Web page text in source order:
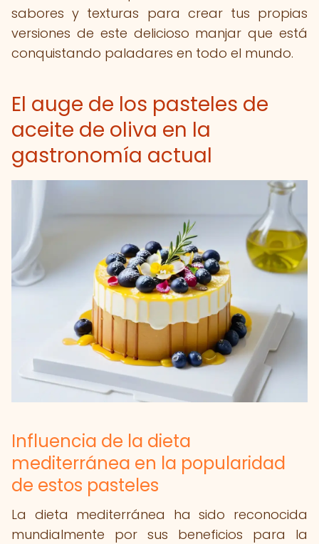
sabores y texturas para crear tus propias
versiones de este delicioso manjar que está
conquistando paladares en todo el mundo.
El auge de los pasteles de
aceite de oliva en la
gastronomía actual
Influencia de la dieta
mediterránea en la popularidad
de estos pasteles
La dieta mediterránea ha sido reconocida
mundialmente por sus beneficios para la